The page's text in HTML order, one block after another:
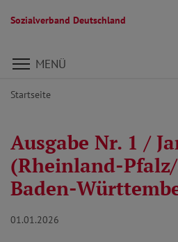
Sozialverband Deutschland
Direkt zu den Inhalten springen
MENÜ
Startseite
Ausgabe Nr. 1 /
(Rheinland-
Baden-
01.01.2026